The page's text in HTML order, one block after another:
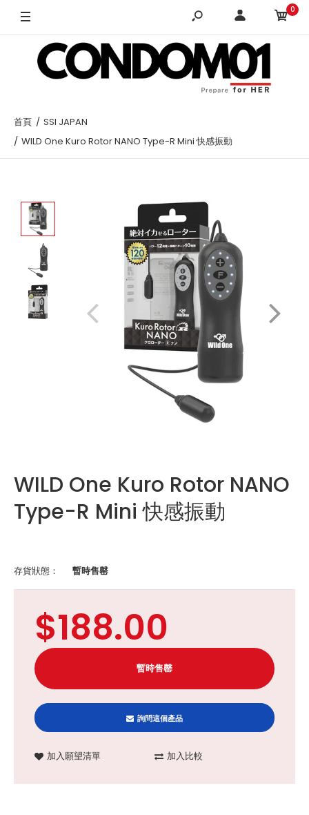
0
首頁
SSI JAPAN
WILD One Kuro Rotor NANO Type-R Mini 快感振動
WILD One Kuro Rotor NANO
Type-R Mini 快感振動
存貨狀態： 暫時售罄
$188.00
詢問這個產品
加入願望清單 加入比較